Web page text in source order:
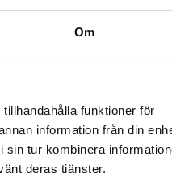
Om
funktioner för
information från din
tur kombinera
deras tjänster.
000 under första halvan av
2023
100%